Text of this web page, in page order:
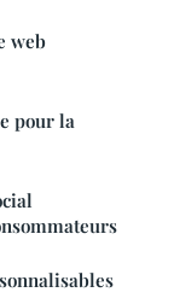
web
pour la